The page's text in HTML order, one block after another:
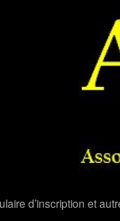
d’inscription et